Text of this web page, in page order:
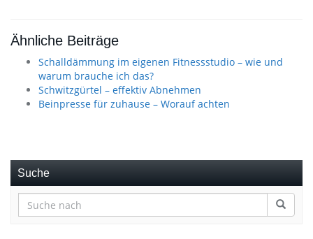
Ähnliche Beiträge
Schalldämmung im eigenen Fitnessstudio – wie und
warum brauche ich das?
Schwitzgürtel – effektiv Abnehmen
Beinpresse für zuhause – Worauf achten
Suche